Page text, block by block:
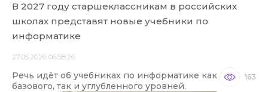
В 2027 году старшеклассникам в российских
школах представят новые учебники по
информатике
27.05.2026 06:58:26
Речь идёт об учебниках по информатике как
базового, так и углубленного уровней.
163